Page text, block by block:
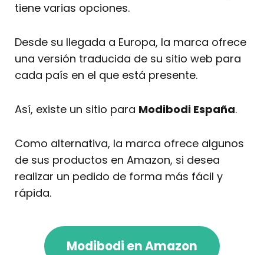
tiene varias opciones.
Desde su llegada a Europa, la marca ofrece
una versión traducida de su sitio web para
cada país en el que está presente.
Así, existe un sitio para Modibodi España.
Como alternativa, la marca ofrece algunos
de sus productos en Amazon, si desea
realizar un pedido de forma más fácil y
rápida.
Modibodi en Amazon